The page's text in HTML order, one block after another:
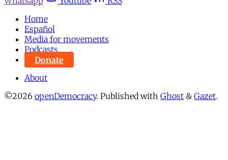
Home
Español
Media for movements
Podcasts
Donate
About
©2026 openDemocracy. Published with Ghost & Gazet.